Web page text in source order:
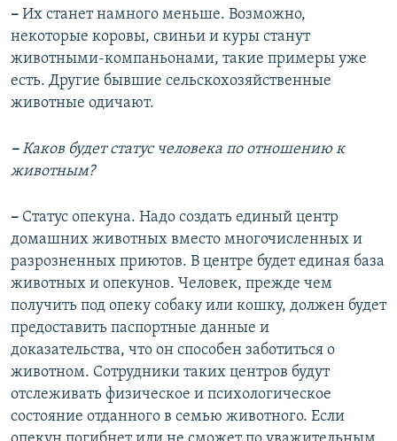
– Их станет намного меньше. Возможно,
некоторые коровы, свиньи и куры станут
животными-компаньонами, такие примеры уже
есть. Другие бывшие сельскохозяйственные
животные одичают.
–Каков будет статус человека по отношению к
животным?
– Статус опекуна. Надо создать единый центр
домашних животных вместо многочисленных и
разрозненных приютов. В центре будет единая база
животных и опекунов. Человек, прежде чем
получить под опеку собаку или кошку, должен будет
предоставить паспортные данные и
доказательства, что он способен заботиться о
животном. Сотрудники таких центров будут
отслеживать физическое и психологическое
состояние отданного в семью животного. Если